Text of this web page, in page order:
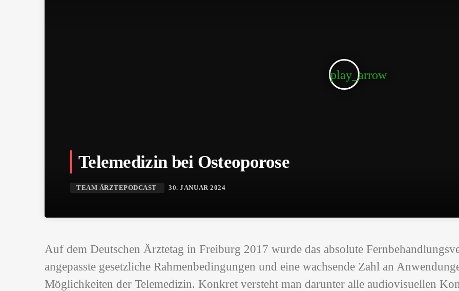
play_arrow
Telemedizin bei Osteoporose
TEAM ÄRZTEPODCAST 30. JANUAR 2024
Auf dem Deutschen Ärztetag in Freiburg 2017 wurde das absolute
angepasste gesetzliche Rahmenbedingungen und eine wachsende Zahl an
Möglichkeiten der Telemedizin. Konkret versteht man darunter alle audiovisuellen